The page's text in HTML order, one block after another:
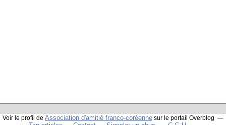
Voir le profil de Association d'amitié franco-coréenne sur le portail Overblog